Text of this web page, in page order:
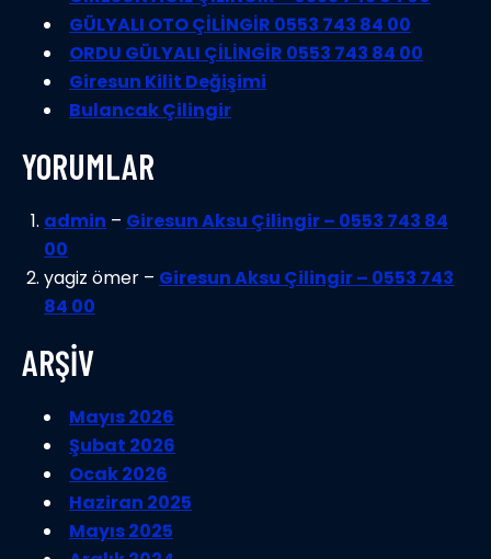
GÜLYALI OTO ÇİLİNGİR 0553 743 84 00
ORDU GÜLYALI ÇİLİNGİR 0553 743 84 00
Giresun Kilit Değişimi
Bulancak Çilingir
YORUMLAR
admin – Giresun Aksu Çilingir – 0553 743 84
00
yagiz ömer – Giresun Aksu Çilingir – 0553 743
84 00
ARŞİV
Mayıs 2026
Şubat 2026
Ocak 2026
Haziran 2025
Mayıs 2025